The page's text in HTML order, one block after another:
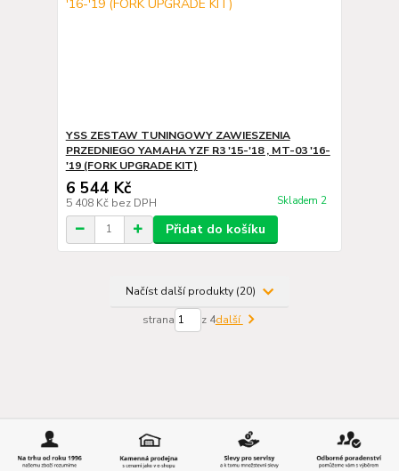
YSS ZESTAW TUNINGOWY ZAWIESZENIA
PRZEDNIEGO YAMAHA YZF R3 '15-'18 , MT-03 '16-
'19 (FORK UPGRADE KIT)
6 544 Kč
5 408 Kč bez DPH Skladem 2
Přidat do košíku
Načíst další produkty (20)
strana z 4další